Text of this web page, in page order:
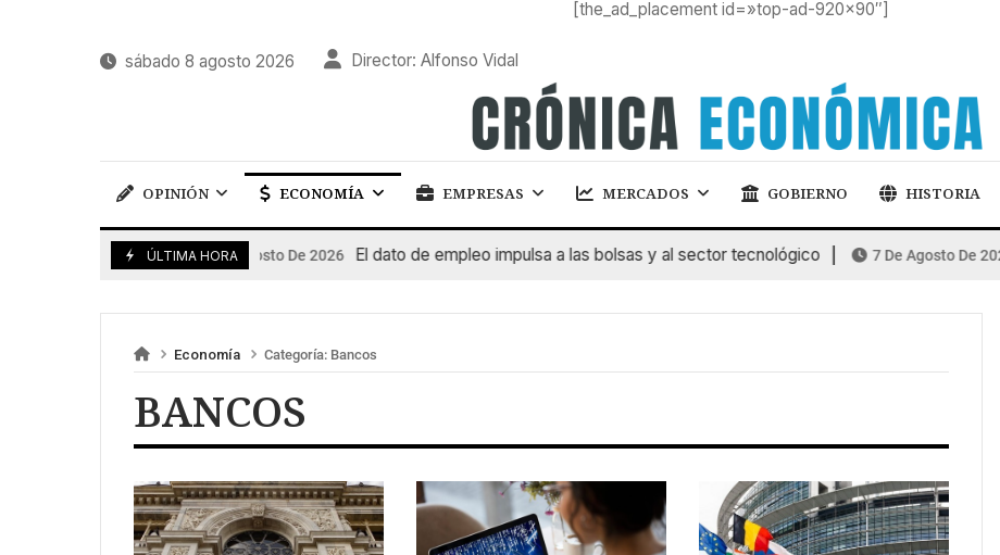
[the_ad_placement id=»top-ad-920×90″]
sábado 8 agosto 2026 Director: Alfonso Vidal
OPINIÓN ECONOMÍA EMPRESAS MERCADOS GOBIERNO HISTORIA
ÚLTIMA HORA
7 De Agosto De 2026 El dato de empleo impulsa a las bolsas y al sector tecnológico 7 De Agosto De 2026
Economía Categoría: Bancos
BANCOS